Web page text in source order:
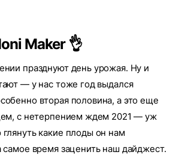
Maker 👌
празднуют день урожая. Ну и
— у нас тоже год выдался
вторая половина, а это еще
с нетерпением ждем 2021 — уж
какие плоды он нам
самое время заценить наш дайджест.